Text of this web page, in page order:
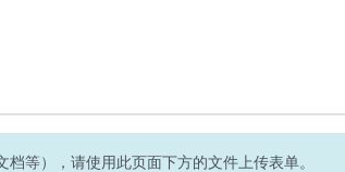
等），请使用此页面下方的文件上传表单。